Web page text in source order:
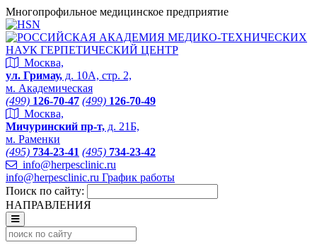
Многопрофильное медицинское предприятие
Москва,
ул. Гримау, д. 10А, стр. 2,
м. Академическая
(499) 126-70-47 (499) 126-70-49
Москва,
Мичуринский пр-т, д. 21Б,
м. Раменки
(495) 734-23-41 (495) 734-23-42
info@herpesclinic.ru
info@herpesclinic.ru График работы
Поиск по сайту:
НАПРАВЛЕНИЯ